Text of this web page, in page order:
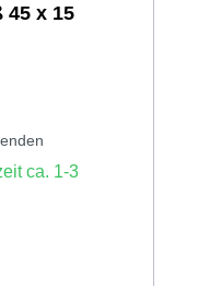
5 von 5 Sternen
45 x 15
ca. 1-3